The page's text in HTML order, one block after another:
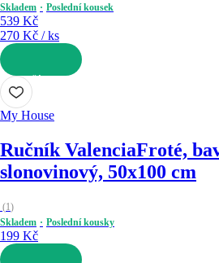
Skladem
Poslední kousek
539 Kč
270 Kč / ks
DO KOŠÍKU
My House
Ručník ValenciaFroté,
slonovinový, 50x100 cm
(1)
Skladem
Poslední kousky
199 Kč